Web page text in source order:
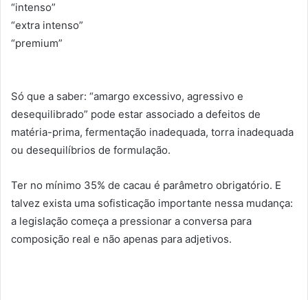
“intenso”
“extra intenso”
“premium”
Só que a saber: “amargo excessivo, agressivo e
desequilibrado” pode estar associado a defeitos de
matéria-prima, fermentação inadequada, torra inadequada
ou desequilíbrios de formulação.
Ter no mínimo 35% de cacau é parâmetro obrigatório. E
talvez exista uma sofisticação importante nessa mudança:
a legislação começa a pressionar a conversa para
composição real e não apenas para adjetivos.